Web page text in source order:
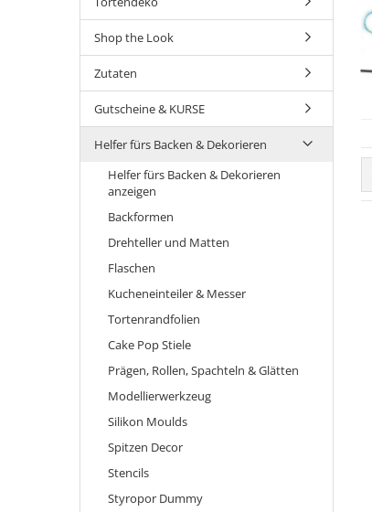
Shop the Look
Zutaten
Gutscheine & KURSE
Helfer fürs Backen & Dekorieren
Helfer fürs Backen & Dekorieren
anzeigen
Backformen
Drehteller und Matten
Flaschen
Kucheneinteiler & Messer
Tortenrandfolien
Cake Pop Stiele
Prägen, Rollen, Spachteln & Glätten
Modellierwerkzeug
Silikon Moulds
Spitzen Decor
Stencils
Styropor Dummy